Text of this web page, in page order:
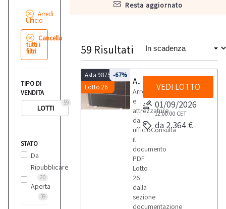
resta aggiornato
Arredi
Ufficio
Cancella
tutti i
filtri
TIPO DI
VENDITA
59
LOTTI
STATO
Da
Ripubblicare
20
Aperta
39
59 Risultati
Asta 9875
Lotto 26
-67%
Arredi e attrezzature d'ufficio
Arredi
e
attrezzature
da
ufficioConsulta
il
documento
PDF
Lotto
26
dalla
sezione
documentazione
VEDI LOTTO
01/09/2026
12:00:00 CET
da 2.364 €